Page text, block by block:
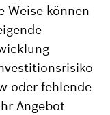
Weise können
oder fehlende
Angebot